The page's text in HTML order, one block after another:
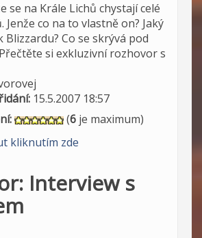
se na Krále Lichů chystají celé
Jenže co na to vlastně on? Jaký
Blizzardu? Co se skrývá pod
si exkluzivní rozhovor s
15.5.2007 18:57
(6 je maximum)
kliknutím zde
Interview s